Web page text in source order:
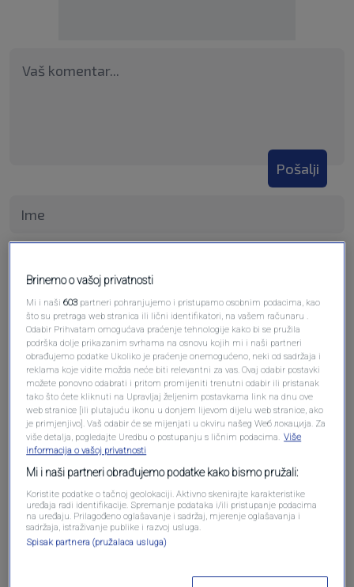
Pošalji
Oglas
Brinemo o vašoj privatnosti
Mi i naši603 partneri pohranjujemo i pristupamo osobnim podacima, kao
što su pretraga web stranica ili lični identifikatori, na vašem računaru .
Odabir Prihvatam omogućava praćenje tehnologije kako bi se pružila
podrška dolje prikazanim svrhama na osnovu kojih mi i naši partneri
obrađujemo podatke Ukoliko je praćenje onemogućeno, neki od sadržaja i
reklama koje vidite možda neće biti relevantni za vas. Ovaj odabir postavki
možete ponovno odabrati i pritom promijeniti trenutni odabir ili pristanak
tako što ćete kliknuti na Upravljaj željenim postavkama link na dnu ove
web stranice [ili plutajuću ikonu u donjem lijevom dijelu web stranice, ako
je primjenjivo]. Vaš odabir će se mijenjati u okviru našeg Wеб локација. Za
više detalja, pogledajte Uredbu o postupanju s ličnim podacima. Više
informacija o vašoj privatnosti
Mi i naši partneri obrađujemo podatke kako bismo pružali:
Koristite podatke o tačnoj geolokaciji. Aktivno skenirajte karakteristike
uređaja radi identifikacije. Spremanje podataka i/ili pristupanje podacima
na uređaju. Prilagođeno oglašavanje i sadržaj, mjerenje oglašavanja i
sadržaja, istraživanje publike i razvoj usluga.
Spisak partnera (pružalaca usluga)